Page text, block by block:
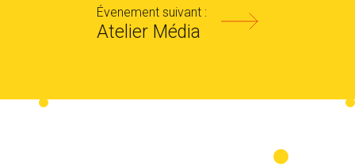
Évenement suivant :
Atelier Média